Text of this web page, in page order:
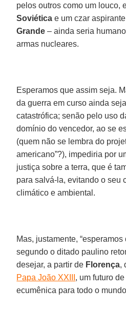
pelos outros como um louco,
Soviética e um czar
Grande – ainda seria
armas nucleares.
Esperamos que assim seja.
da guerra em curso ainda
catastrófica; senão pelo uso
domínio do vencedor, ao se
(quem não se lembra do
americano”?), impediria por
justiça sobre a terra, que é
para salvá-la, evitando o seu
climático e ambiental.
Mas, justamente,
segundo o ditado paulino
desejar, a partir de Florença,
Papa João XXIII , um futuro
ecumênica para todo o